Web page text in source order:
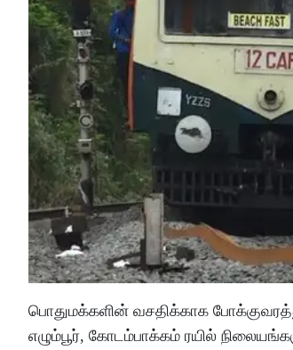
பொதுமக்களின் வசதிக்காக
எழும்பூர், கோடம்பாக்கம் ரயில்